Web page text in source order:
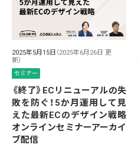
2025年5月15日 （2025年6月26日 更
新）
セミナー
《終了》ECリニューアルの失
敗を防ぐ！5か月運用して見
えた最新ECのデザイン戦略
オンラインセミナーアーカイ
ブ配信